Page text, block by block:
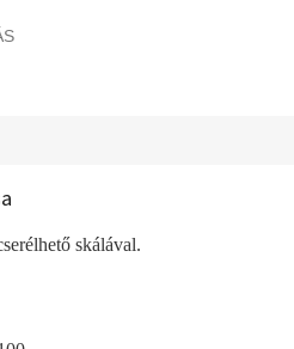
skálával.